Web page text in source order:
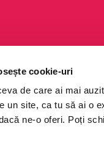
cookie-uri
de care ai mai
un site, ca tu să ai o
ne-o oferi. Poți